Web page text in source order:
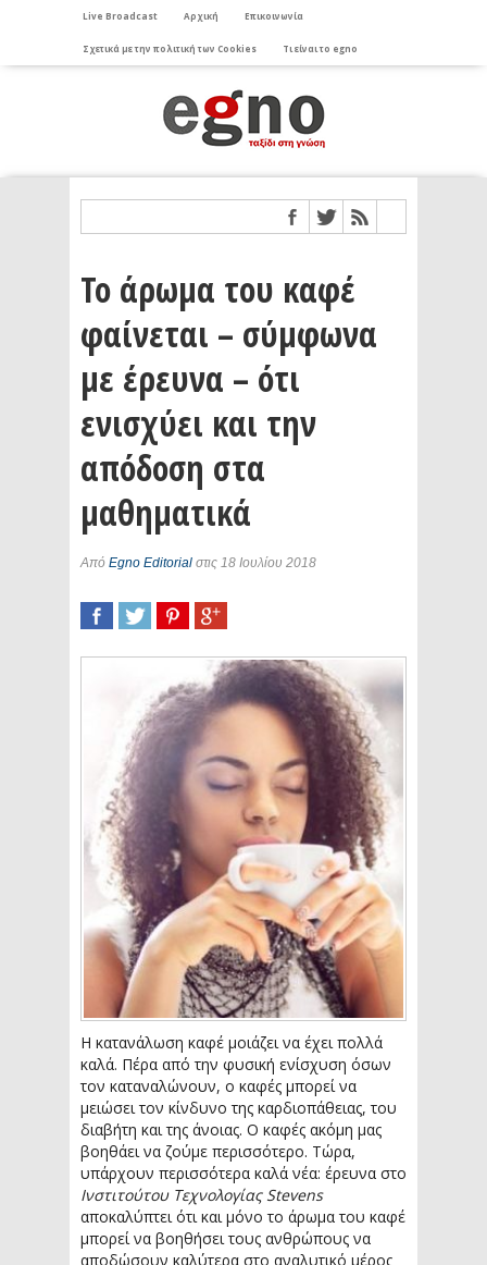
Live Broadcast Αρχική Επικοινωνία
Σχετικά με την πολιτική των Cookies Τι είναι το egno
Το άρωμα του καφέ
φαίνεται – σύμφωνα
με έρευνα – ότι
ενισχύει και την
απόδοση στα
μαθηματικά
Από Egno Editorial στις 18 Ιουλίου 2018
Η κατανάλωση καφέ μοιάζει να έχει πολλά
καλά. Πέρα από την φυσική ενίσχυση όσων
τον καταναλώνουν, ο καφές μπορεί να
μειώσει τον κίνδυνο της καρδιοπάθειας, του
διαβήτη και της άνοιας. Ο καφές ακόμη μας
βοηθάει να ζούμε περισσότερο. Τώρα,
υπάρχουν περισσότερα καλά νέα: έρευνα στο
Ινστιτούτου Τεχνολογίας Stevens
αποκαλύπτει ότι και μόνο το άρωμα του καφέ
μπορεί να βοηθήσει τους ανθρώπους να
αποδώσουν καλύτερα στο αναλυτικό μέρος